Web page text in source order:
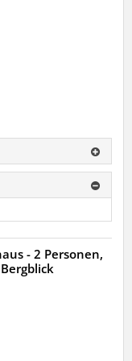
- 2 Personen,